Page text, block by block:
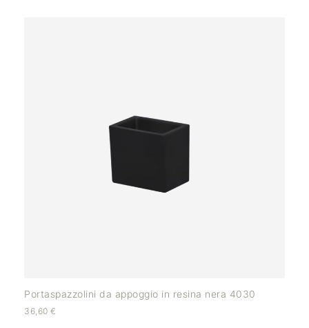
Portaspazzolini da appoggio in resina nera 4030
36,60 €